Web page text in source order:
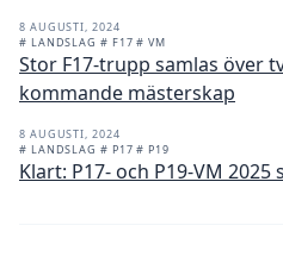
8 AUGUSTI, 2024
# LANDSLAG # F17# VM
Stor F17-trupp samlas över
kommande mästerskap
8 AUGUSTI, 2024
# LANDSLAG # P17# P19
Klart: P17- och P19-VM 2025